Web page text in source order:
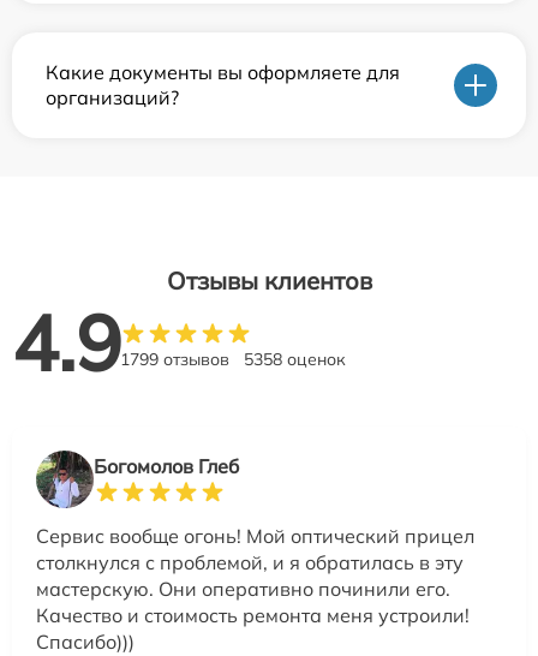
Какие документы вы оформляете для
организаций?
Отзывы клиентов
4.91799 отзывов 5358 оценок
Богомолов Глеб
Сервис вообще огонь! Мой оптический прицел
столкнулся с проблемой, и я обратилась в эту
мастерскую. Они оперативно починили его.
Качество и стоимость ремонта меня устроили!
Спасибо)))